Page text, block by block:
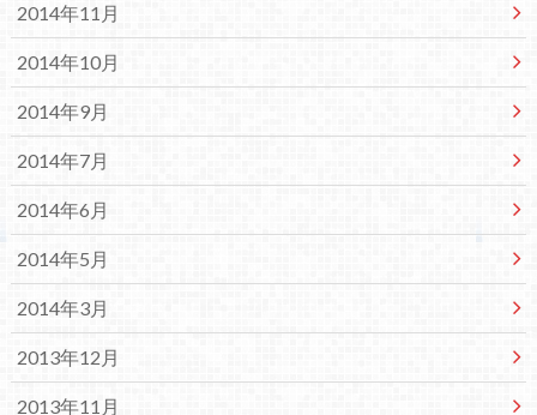
2014年11月
2014年10月
2014年9月
2014年7月
2014年6月
2014年5月
2014年3月
2013年12月
2013年11月